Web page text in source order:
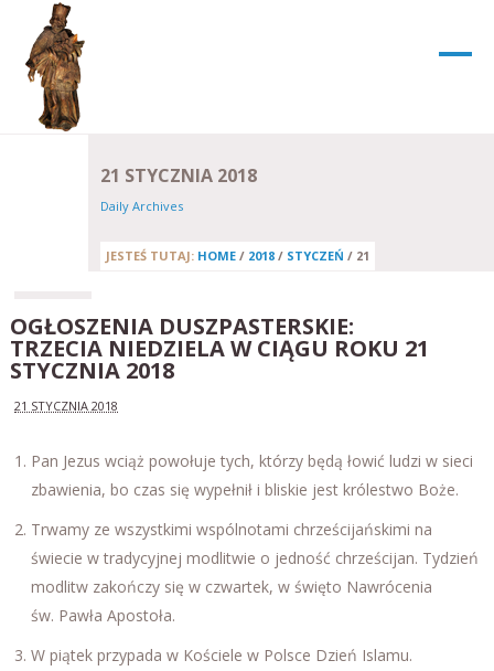
21 STYCZNIA 2018
Daily Archives
JESTEŚ TUTAJ: HOME / 2018 / STYCZEŃ / 21
OGŁOSZENIA DUSZPASTERSKIE:
TRZECIA NIEDZIELA W CIĄGU ROKU 21
STYCZNIA 2018
21 STYCZNIA 2018
Pan Jezus wciąż powołuje tych, którzy będą łowić ludzi w sieci
zbawienia, bo czas się wypełnił i bliskie jest królestwo Boże.
Trwamy ze wszystkimi wspólnotami chrześcijańskimi na
świecie w tradycyjnej modlitwie o jedność chrześcijan. Tydzień
modlitw zakończy się w czwartek, w święto Nawrócenia
św. Pawła Apostoła.
W piątek przypada w Kościele w Polsce Dzień Islamu.